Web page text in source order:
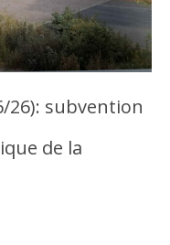
26): subvention
de la